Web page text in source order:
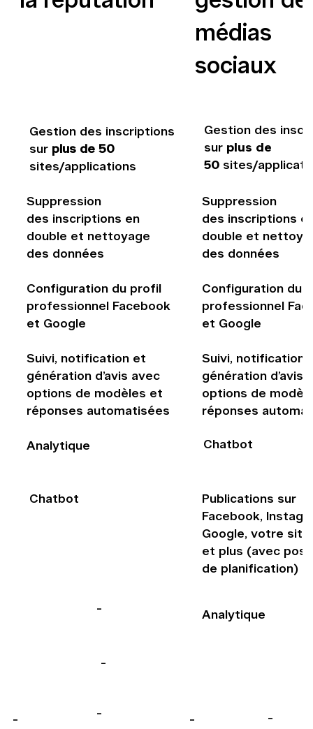
médias
sociaux
Gestion des inscriptions
sur plus de 50
sites/applications
Gestion des
sur plus de
50 sites/
Suppression
des inscriptions en
double et nettoyage
des données
Suppression
des inscriptions
double et
des données
Configuration du profil
professionnel Facebook
et Google
Configuration du
professionnel
et Google
Suivi, notification et
génération d’avis avec
options de modèles et
réponses automatisées
Suivi, notification
génération d’avis
options de
réponses
Chatbot
Publications sur
Facebook,
Google, votre site
et plus (avec
de planification)
Analytique Chatbot
- Analytique
- - -
-
-